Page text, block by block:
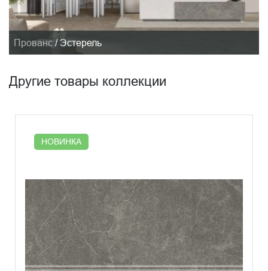
Прованс / Эстерель
Другие товары коллекции
НОВИНКА